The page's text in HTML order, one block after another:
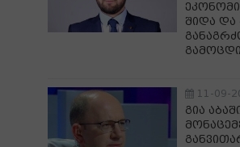
შიდა და
11-09-
გია